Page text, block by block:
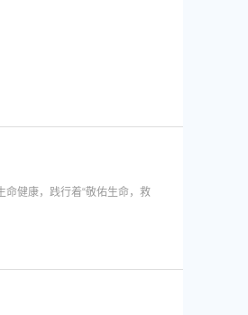
健康，践行着“敬佑生命，救